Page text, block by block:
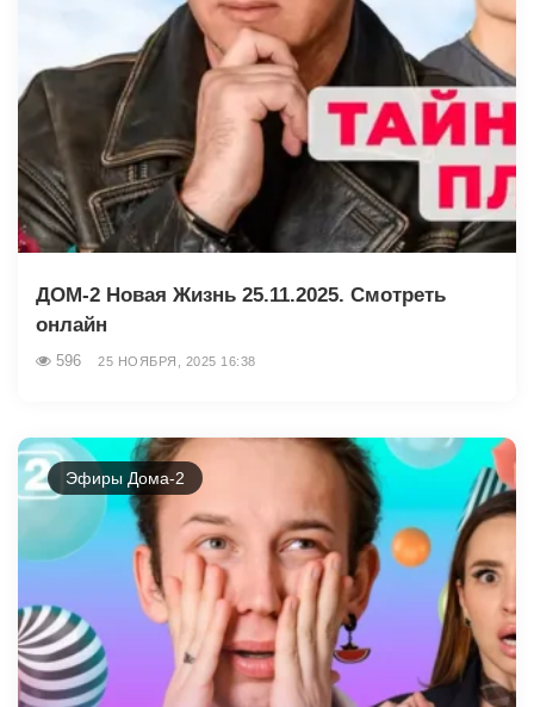
ДОМ-2 Новая Жизнь 25.11.2025. Смотреть
онлайн
596 25 НОЯБРЯ, 2025 16:38
Эфиры Дома-2